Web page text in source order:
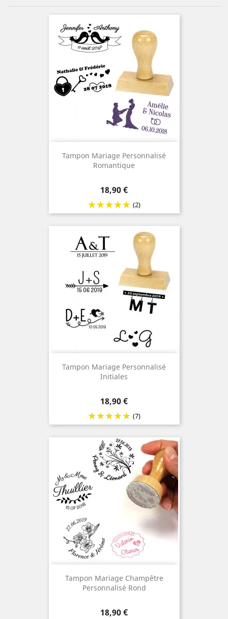
Tampon Mariage Personnalisé
Romantique
Prix
18,90 €
(2)
Tampon Mariage Personnalisé
Initiales
Prix
18,90 €
(7)
Tampon Mariage Champêtre
Personnalisé Rond
Prix
18,90 €